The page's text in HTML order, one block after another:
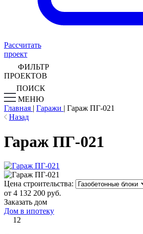
Рассчитать
проект
ФИЛЬТР
ПРОЕКТОВ
ПОИСК
МЕНЮ
Главная | Гаражи | Гараж ПГ-021
Назад
Гараж ПГ-021
Цена строительства:
от 4 132 200 руб.
Заказать дом
Дом в ипотеку
12